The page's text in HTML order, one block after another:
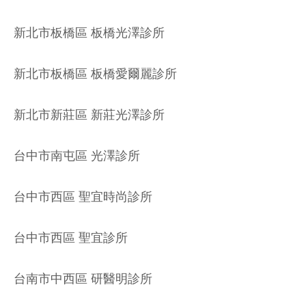
新北市板橋區 板橋光澤診所
新北市板橋區 板橋愛爾麗診所
新北市新莊區 新莊光澤診所
台中市南屯區 光澤診所
台中市西區 聖宜時尚診所
台中市西區 聖宜診所
台南市中西區 研醫明診所